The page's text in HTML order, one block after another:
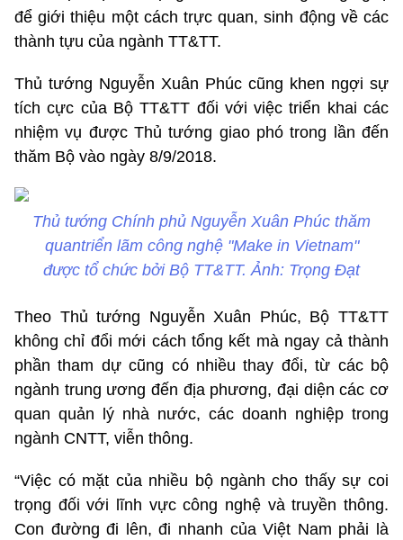
để giới thiệu một cách trực quan, sinh động về các
thành tựu của ngành TT&TT.
Thủ tướng Nguyễn Xuân Phúc cũng khen ngợi sự
tích cực của Bộ TT&TT đối với việc triển khai các
nhiệm vụ được Thủ tướng giao phó trong lần đến
thăm Bộ vào ngày 8/9/2018.
Thủ tướng Chính phủ Nguyễn Xuân Phúc thăm
quantriển lãm công nghệ "Make in Vietnam"
được tổ chức bởi Bộ TT&TT. Ảnh: Trọng Đạt
Theo Thủ tướng Nguyễn Xuân Phúc, Bộ TT&TT
không chỉ đổi mới cách tổng kết mà ngay cả thành
phần tham dự cũng có nhiều thay đổi, từ các bộ
ngành trung ương đến địa phương, đại diện các cơ
quan quản lý nhà nước, các doanh nghiệp trong
ngành CNTT, viễn thông.
“Việc có mặt của nhiều bộ ngành cho thấy sự coi
trọng đối với lĩnh vực công nghệ và truyền thông.
Con đường đi lên, đi nhanh của Việt Nam phải là